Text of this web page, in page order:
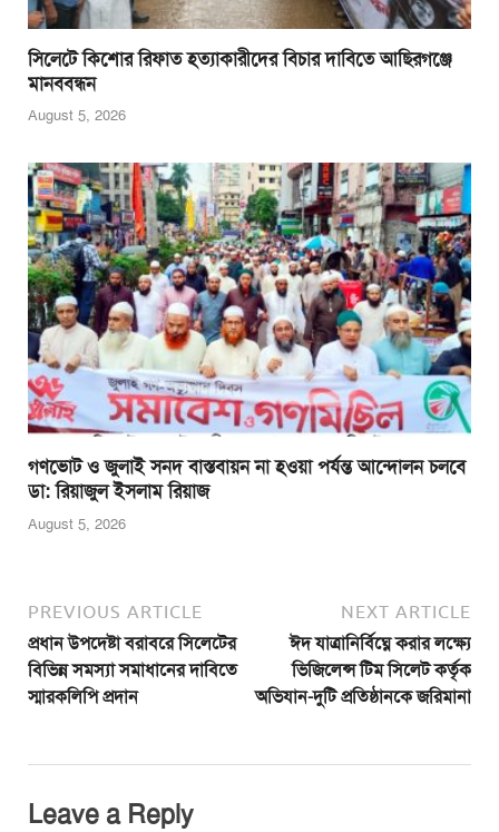
সিলেটে কিশোর রিফাত হত্যাকারীদের বিচার দাবিতে আছিরগঞ্জে
মানববন্ধন
August 5, 2026
গণভোট ও জুলাই সনদ বাস্তবায়ন না হওয়া পর্যন্ত আন্দোলন চলবে
ডা: রিয়াজুল ইসলাম রিয়াজ
August 5, 2026
PREVIOUS ARTICLE
প্রধান উপদেষ্টা বরাবরে সিলেটের
বিভিন্ন সমস্যা সমাধানের দাবিতে
স্মারকলিপি প্রদান
NEXT ARTICLE
ঈদ যাত্রানির্বিঘ্নে করার লক্ষ্যে
ভিজিলেন্স টিম সিলেট কর্তৃক
অভিযান-দুটি প্রতিষ্ঠানকে জরিমানা
Leave a Reply